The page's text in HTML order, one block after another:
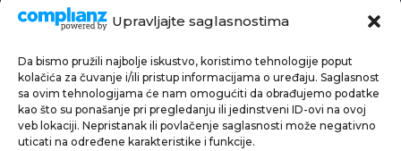
Upravljajte saglasnostima
Da bismo pružili najbolje iskustvo, koristimo tehnologije poput
kolačića za čuvanje i/ili pristup informacijama o uređaju. Saglasnost
sa ovim tehnologijama će nam omogućiti da obrađujemo podatke
kao što su ponašanje pri pregledanju ili jedinstveni ID-ovi na ovoj
veb lokaciji. Nepristanak ili povlačenje saglasnosti može negativno
uticati na određene karakteristike i funkcije.
Delta Planet – nova nezaobilazna šoping destinacija!
POČETNA
ŠOPING
AKTUELNOSTI